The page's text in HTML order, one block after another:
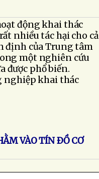
động khai thác
nhiều tác hại cho cả
định của Trung tâm
một nghiên cứu
được phổ biến.
nghiệp khai thác
VÀO TÍN ÐỒ CƠ